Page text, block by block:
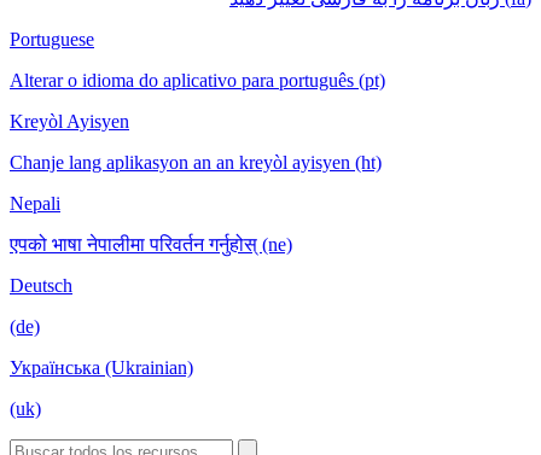
Portuguese
Alterar o idioma do aplicativo para português (pt)
Kreyòl Ayisyen
Chanje lang aplikasyon an an kreyòl ayisyen (ht)
Nepali
एपको भाषा नेपालीमा परिवर्तन गर्नुहोस् (ne)
Deutsch
(de)
Українська (Ukrainian)
(uk)